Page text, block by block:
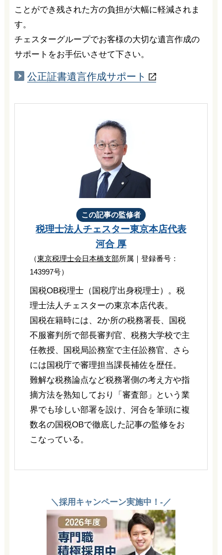
ことができ残された方の負担が大幅に軽減されま
す。
チェスターグループでお客様の大切な遺言作成の
サポートをお手伝いさせて下さい。
公正証書遺言作成サポート
この記事の監修者
税理士法人チェスター東京本店代表
河合 厚
（東京税理士会日本橋支部所属｜登録番号：
143997号）
国税OB税理士（国税庁出身税理士）。税
理士法人チェスターの東京本店代表。
国税在籍時には、2か所の税務署長、国税
不服審判所で部長審判官、税務大学校で主
任教授、国税局訟務室で主任訟務官、さら
には国税庁で審理担当課長補佐を歴任。
難解な税務論点など税務署側の考え方や指
摘方法を熟知しており「審査部」という業
界でも珍しい部署を設け、河合を筆頭に複
数名の国税OBで徹底した記事の監修をお
こなっている。
＼採用キャンペーン実施中！-／